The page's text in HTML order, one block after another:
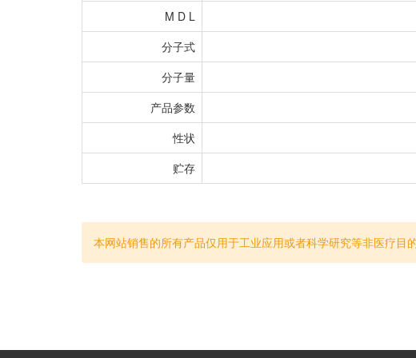
M D L
分子式
分子量
产品参数
性状
贮存
本网站销售的所有产品仅用于工业应用或者科学研究等非医疗